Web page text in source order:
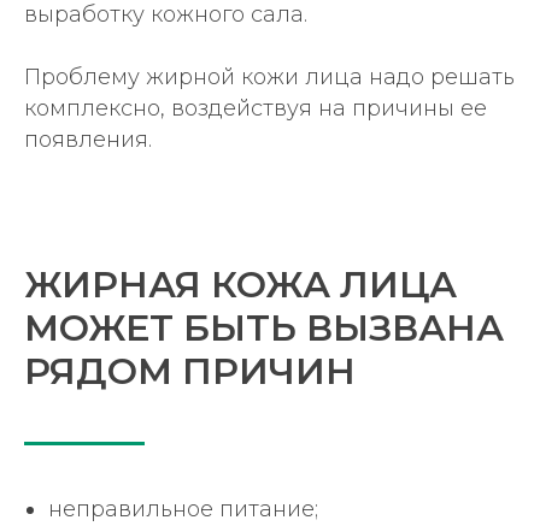
выработку кожного сала.
Проблему жирной кожи лица надо решать
комплексно, воздействуя на причины ее
появления.
ЖИРНАЯ КОЖА ЛИЦА
МОЖЕТ БЫТЬ ВЫЗВАНА
РЯДОМ ПРИЧИН
неправильное питание;